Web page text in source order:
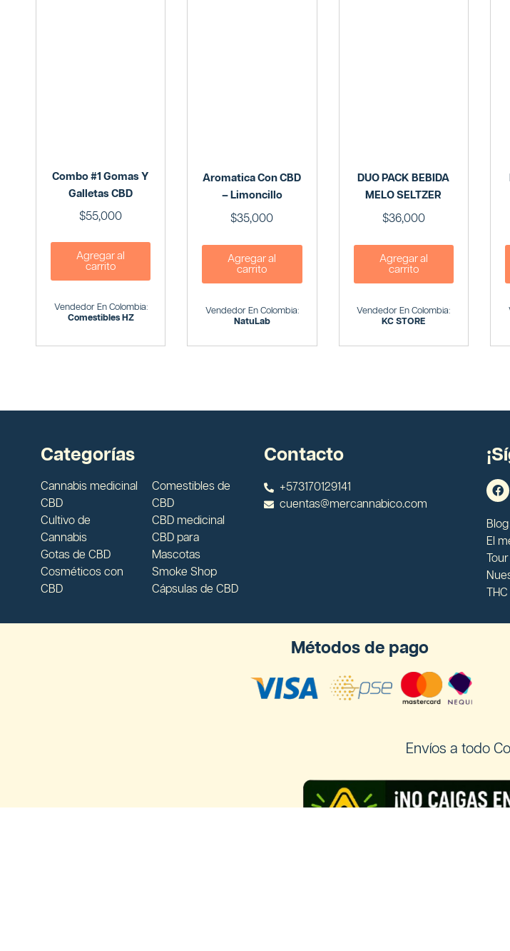
Combo #1 Gomas Y
Galletas CBD
$55,000
Agregar al
carrito
Vendedor En Colombia:
Comestibles HZ
Aromatica Con CBD
– Limoncillo
$35,000
Agregar al
carrito
Vendedor En Colombia:
NatuLab
DUO PACK BEBIDA
MELO SELTZER
$36,000
Agregar al
carrito
Vendedor En Colombia:
KC STORE
Categorías
Cannabis medicinal
CBD
Cultivo de
Cannabis
Gotas de CBD
Cosméticos con
CBD
Comestibles de
CBD
CBD medicinal
CBD para
Mascotas
Smoke Shop
Cápsulas de CBD
Contacto
+573170129141
cuentas@mercannabico.com
El
Métodos de pago
Envíos a todo